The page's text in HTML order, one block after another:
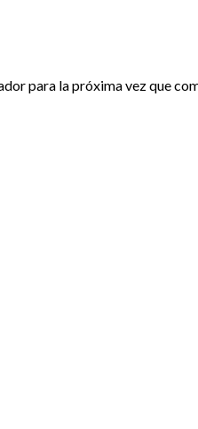
para la próxima vez que